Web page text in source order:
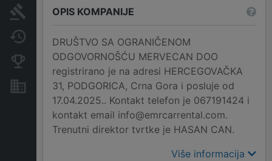
Arhiva sudskih objava
Promjene
Konkurentne kompanije
Nekretnine i imovina
OPIS KOMPANIJE
DRUŠTVO SA OGRANIČENOM
ODGOVORNOŠĆU MERVECAN DOO
registrirano je na adresi HERCEGOVAČKA
31, PODGORICA, Crna Gora i posluje od
17.04.2025.. Kontakt telefon je 067191424 i
kontakt email info@emrcarrental.com.
Trenutni direktor tvrtke je HASAN CAN.
Više informacija